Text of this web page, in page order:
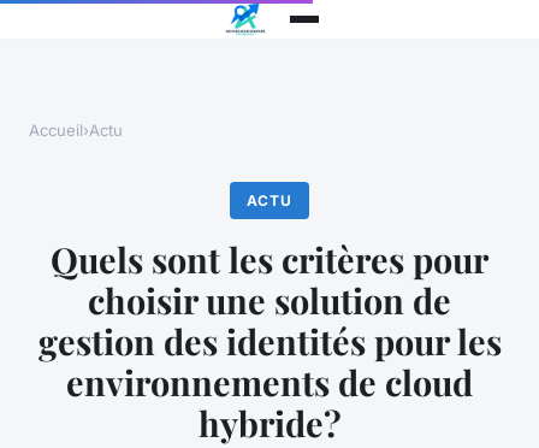
Accueil›Actu
ACTU
Quels sont les critères pour
choisir une solution de
gestion des identités pour les
environnements de cloud
hybride?